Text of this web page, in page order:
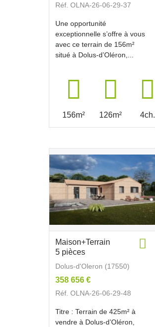
Réf. OLNA-26-06-29-37
Une opportunité
exceptionnelle s’offre à vous
avec ce terrain de 156m²
situé à Dolus-d’Oléron,...
156m² 126m² 4ch.
Maison+Terrain
5 pièces
Dolus-d'Oleron (17550)
358 656 €
Réf. OLNA-26-06-29-48
Titre : Terrain de 425m² à
vendre à Dolus-d’Oléron,